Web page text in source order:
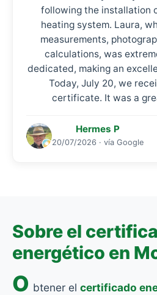
following the installation
heating system. Laura,
measurements,
calculations, was
dedicated, making an
Today, July 20, we
certificate. It was a
Hermes P
20/07/2026 · vía Google
Sobre el
energético en
O btener el certificado